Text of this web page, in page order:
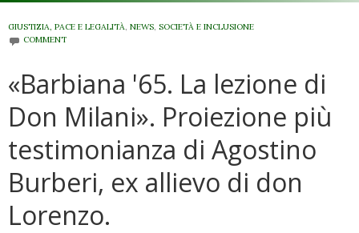
GIUSTIZIA, PACE E LEGALITÀ, NEWS, SOCIETÀ E INCLUSIONE
COMMENT
«Barbiana '65. La lezione di
Don Milani». Proiezione più
testimonianza di Agostino
Burberi, ex allievo di don
Lorenzo.